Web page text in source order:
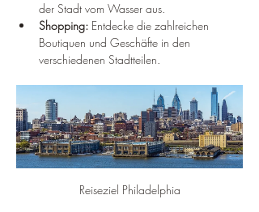
der Stadt vom Wasser aus.
Shopping: Entdecke die zahlreichen
Boutiquen und Geschäfte in den
verschiedenen Stadtteilen.
Reiseziel Philadelphia